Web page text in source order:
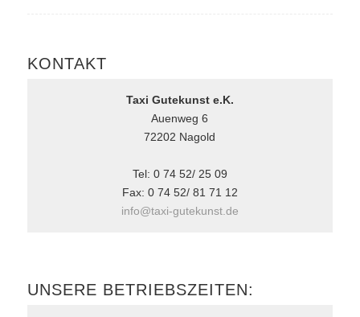
KONTAKT
Taxi Gutekunst e.K.
Auenweg 6
72202 Nagold
Tel: 0 74 52/ 25 09
Fax: 0 74 52/ 81 71 12
info@taxi-gutekunst.de
UNSERE BETRIEBSZEITEN: